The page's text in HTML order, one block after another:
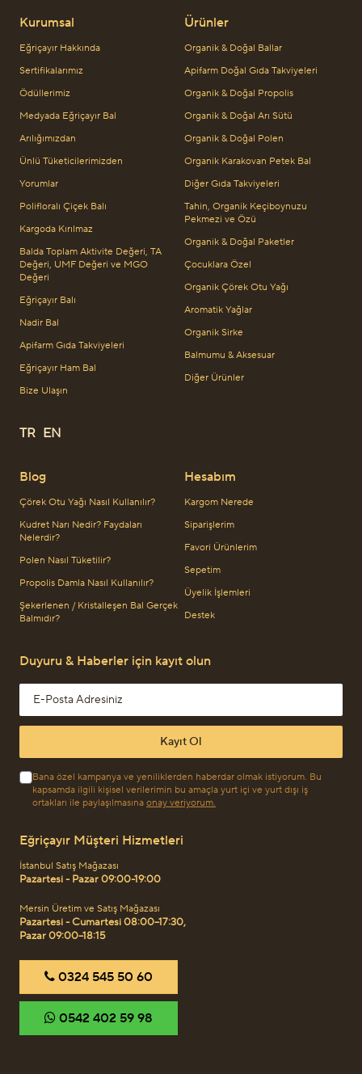
Kurumsal
Eğriçayır Hakkında
Sertifikalarımız
Ödüllerimiz
Medyada Eğriçayır Bal
Arılığımızdan
Ünlü Tüketicilerimizden
Yorumlar
Polifloralı Çiçek Balı
Kargoda Kırılmaz
Balda Toplam Aktivite Değeri, TA
Değeri, UMF Değeri ve MGO
Değeri
Eğriçayır Balı
Nadir Bal
Apifarm Gıda Takviyeleri
Eğriçayır Ham Bal
Bize Ulaşın
TR EN
Blog
Çörek Otu Yağı Nasıl Kullanılır?
Kudret Narı Nedir? Faydaları
Nelerdir?
Polen Nasıl Tüketilir?
Propolis Damla Nasıl Kullanılır?
Şekerlenen / Kristalleşen Bal Gerçek
Balmıdır?
Ürünler
Organik & Doğal Ballar
Apifarm Doğal Gıda Takviyeleri
Organik & Doğal Propolis
Organik & Doğal Arı Sütü
Organik & Doğal Polen
Organik Karakovan Petek Bal
Diğer Gıda Takviyeleri
Tahin, Organik Keçiboynuzu
Pekmezi ve Özü
Organik & Doğal Paketler
Çocuklara Özel
Organik Çörek Otu Yağı
Aromatik Yağlar
Organik Sirke
Balmumu & Aksesuar
Diğer Ürünler
Hesabım
Kargom Nerede
Siparişlerim
Favori Ürünlerim
Sepetim
Üyelik İşlemleri
Destek
Duyuru & Haberler için kayıt olun
Email address
Kayıt Ol
Bana özel kampanya ve yeniliklerden haberdar olmak istiyorum. Bu
kapsamda ilgili kişisel verilerimin bu amaçla yurt içi ve yurt dışı iş
ortakları ile paylaşılmasına onay veriyorum.
Eğriçayır Müşteri Hizmetleri
İstanbul Satış Mağazası
Pazartesi - Pazar 09:00-19:00
Mersin Üretim ve Satış Mağazası
Pazartesi - Cumartesi 08:00–17:30,
Pazar 09:00–18:15
‎0324 545 50 60
‎0542 402 59 98